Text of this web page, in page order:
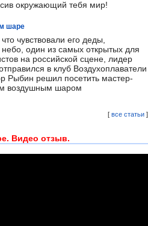
окружающий тебя мир!
шаре
чувствовали его деды,
один из самых открытых для
на российской сцене, лидер
в клуб Воздухоплаватели
Рыбин решил посетить мастер-
воздушным шаром
[ все статьи ]
Видео отзыв.